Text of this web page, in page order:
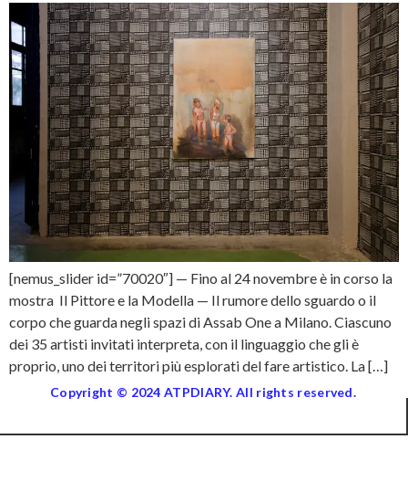
[nemus_slider id=”70020″] — Fino al 24 novembre è in corso la
mostra Il Pittore e la Modella — Il rumore dello sguardo o il
corpo che guarda negli spazi di Assab One a Milano. Ciascuno
dei 35 artisti invitati interpreta, con il linguaggio che gli è
proprio, uno dei territori più esplorati del fare artistico. La […]
Copyright © 2024 ATPDIARY. All rights reserved.